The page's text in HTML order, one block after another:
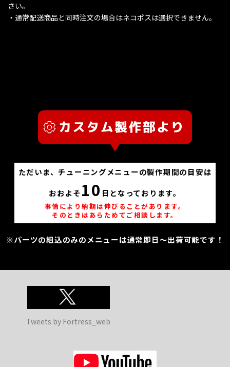
さい。
・通常配送商品と同時注文の場合はネコポスは選択できません。
ただいま、チューニングメニューの製作期間の目安は
おおよそ 10 日となっております。
事情により納期は伸びることがあります。
そのときはあらためてご相談します。
※パーツの組込のみのメニューは通常即日～出荷可能です！
Tweets by Fortress_web